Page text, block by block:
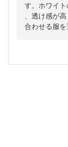
す。ホワイ
、透け感が
合わせる服を